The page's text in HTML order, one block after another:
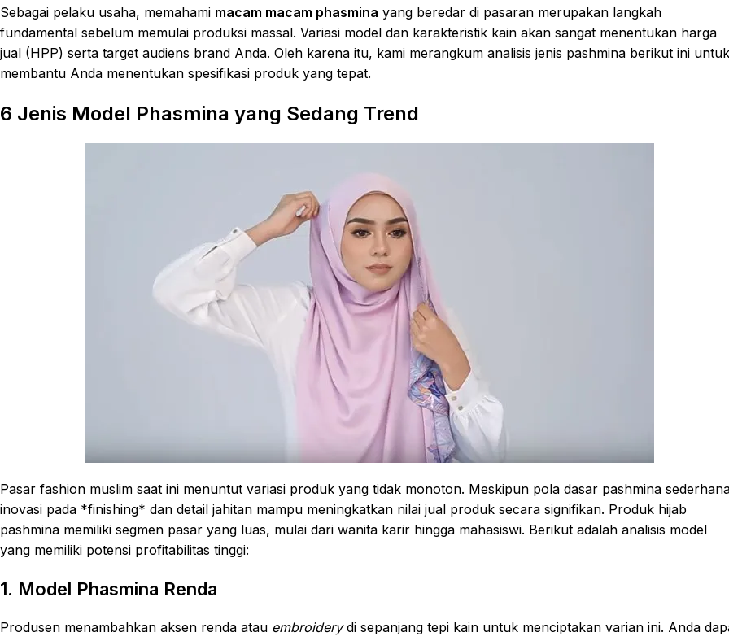
Sebagai pelaku usaha, memahami macam macam phasmina yang beredar di pasaran merupakan langkah
fundamental sebelum memulai produksi massal. Variasi model dan karakteristik kain akan sangat menentukan harga
jual (HPP) serta target audiens brand Anda. Oleh karena itu, kami merangkum analisis jenis pashmina berikut ini untuk
membantu Anda menentukan spesifikasi produk yang tepat.
6 Jenis Model Phasmina yang Sedang Trend
Pasar fashion muslim saat ini menuntut variasi produk yang tidak monoton. Meskipun pola dasar pashmina
inovasi pada *finishing* dan detail jahitan mampu meningkatkan nilai jual produk secara signifikan. Produk hijab
pashmina memiliki segmen pasar yang luas, mulai dari wanita karir hingga mahasiswi. Berikut adalah analisis model
yang memiliki potensi profitabilitas tinggi:
1. Model Phasmina Renda
Produsen menambahkan aksen renda atau embroiderydi sepanjang tepi kain untuk menciptakan varian ini. Anda